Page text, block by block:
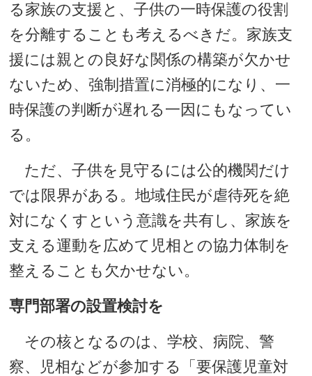
る家族の支援と、子供の一時保護の役割
を分離することも考えるべきだ。家族支
援には親との良好な関係の構築が欠かせ
ないため、強制措置に消極的になり、一
時保護の判断が遅れる一因にもなってい
る。
ただ、子供を見守るには公的機関だけ
では限界がある。地域住民が虐待死を絶
対になくすという意識を共有し、家族を
支える運動を広めて児相との協力体制を
整えることも欠かせない。
専門部署の設置検討を
その核となるのは、学校、病院、警
察、児相などが参加する「要保護児童対